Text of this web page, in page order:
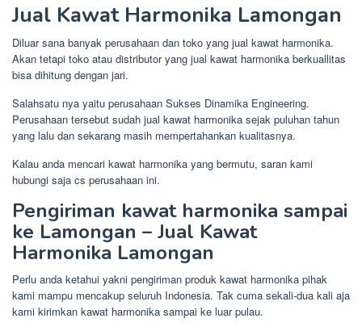
Jual Kawat Harmonika Lamongan
Diluar sana banyak perusahaan dan toko yang jual kawat harmonika.
Akan tetapi toko atau distributor yang jual kawat harmonika berkuallitas
bisa dihitung dengan jari.
Salahsatu nya yaitu perusahaan Sukses Dinamika Engineering.
Perusahaan tersebut sudah jual kawat harmonika sejak puluhan tahun
yang lalu dan sekarang masih mempertahankan kualitasnya.
Kalau anda mencari kawat harmonika yang bermutu, saran kami
hubungi saja cs perusahaan ini.
Pengiriman kawat harmonika sampai
ke Lamongan – Jual Kawat
Harmonika Lamongan
Perlu anda ketahui yakni pengiriman produk kawat harmonika pihak
kami mampu mencakup seluruh Indonesia. Tak cuma sekali-dua kali aja
kami kirimkan kawat harmonika sampai ke luar pulau.